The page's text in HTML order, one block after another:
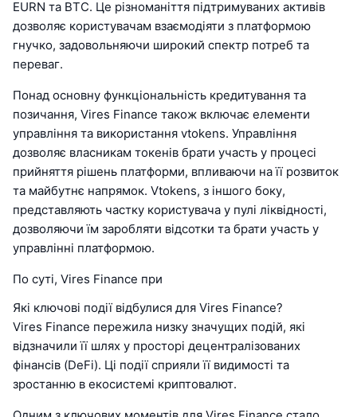
EURN та BTC. Це різноманіття підтримуваних активів
дозволяє користувачам взаємодіяти з платформою
гнучко, задовольняючи широкий спектр потреб та
переваг.
Понад основну функціональність кредитування та
позичання, Vires Finance також включає елементи
управління та використання vtokens. Управління
дозволяє власникам токенів брати участь у процесі
прийняття рішень платформи, впливаючи на її розвиток
та майбутнє напрямок. Vtokens, з іншого боку,
представляють частку користувача у пулі ліквідності,
дозволяючи їм заробляти відсотки та брати участь у
управлінні платформою.
По суті, Vires Finance при
Які ключові події відбулися для Vires Finance?
Vires Finance пережила низку значущих подій, які
відзначили її шлях у просторі децентралізованих
фінансів (DeFi). Ці події сприяли її видимості та
зростанню в екосистемі криптовалют.